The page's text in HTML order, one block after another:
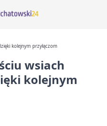
kolejnym przyłączom
wsiach
kolejnym